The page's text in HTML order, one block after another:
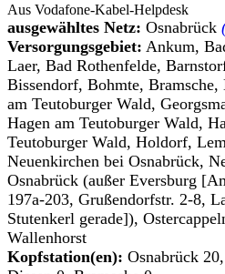
Aus Vodafone-Kabel-Helpdesk
ausgewähltes Netz: Osnabrück
Versorgungsgebiet: Ankum,
Laer, Bad Rothenfelde,
Bissendorf, Bohmte,
am Teutoburger Wald,
Hagen am Teutoburger Wald,
Teutoburger Wald, Holdorf,
Neuenkirchen bei Osnabrück,
Osnabrück (außer Eversburg
197a-203, Grußendorfstr. 2-8,
Stutenkerl gerade]),
Wallenhorst
Kopfstation(en): Osnabrück